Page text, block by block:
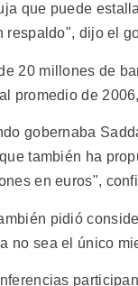
que puede
respaldo", dijo el
20 millones de
promedio de
gobernaba
también ha
en euros",
pidió
no sea el único